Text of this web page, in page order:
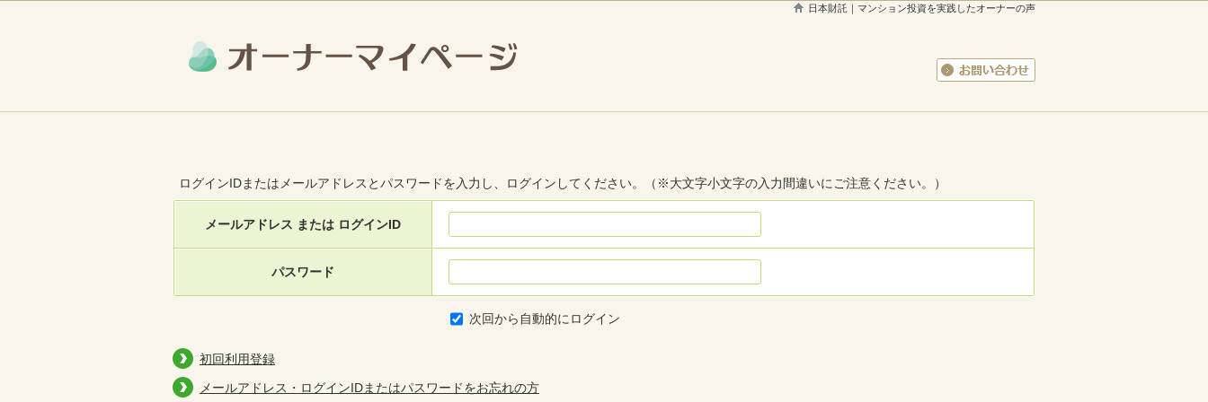
日本財託 ｜ マンション投資を実践したオーナーの声
ログインIDまたはメールアドレスとパスワードを入力し、ログインしてください。（※大文字小文字の入力間違いにご注意ください。）
メールアドレス または ログインID
パスワード
次回から自動的にログイン
初回利用登録
メールアドレス・ログインIDまたはパスワードをお忘れの方